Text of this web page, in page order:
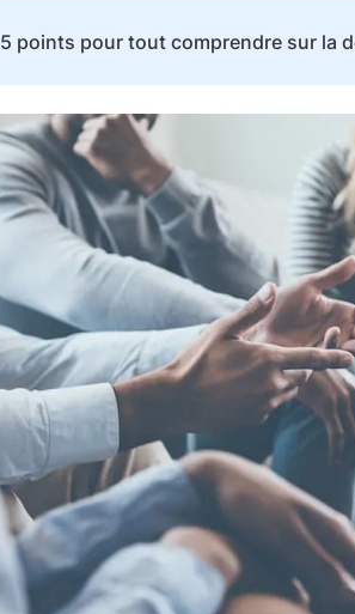
5 points pour tout comprendre sur la